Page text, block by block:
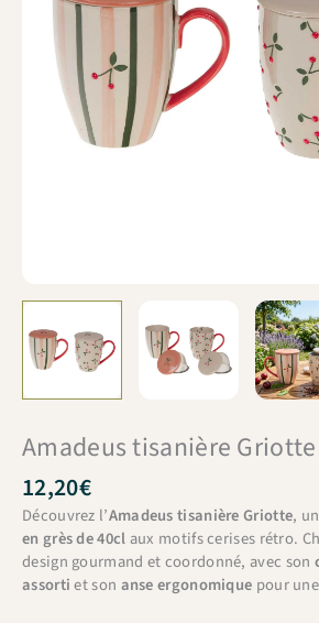
Amadeus tisanière
12,20€
Découvrez l’Amadeus tisanière Griotte,
en grès de 40claux motifs cerises rétro.
design gourmand et coordonné, avec son
assortiet son anse ergonomique pour